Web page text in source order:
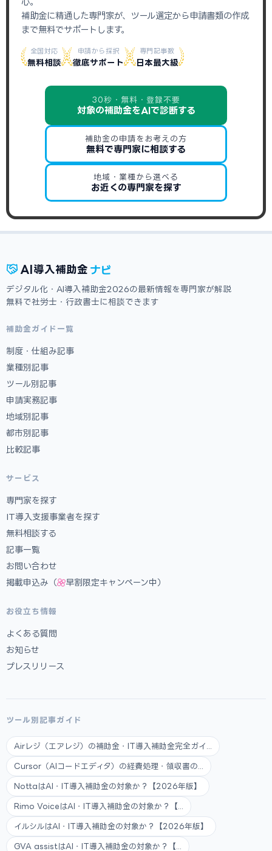
補助金に精通した専門家が、ツール選定から申請書類の作成
まで無料でサポートします。
全国対応
無料相談
申請から採択
徹底サポート
専門記事数
日本最大級
30秒・無料・登録不要
対象の補助金をAIで診断する
補助金の申請をお考えの方
無料で専門家に相談する
地域・業種から選べる
お近くの専門家を探す
AI 導入補助金 ナビ
デジタル化・AI導入補助金2026の最新情報を専門家が解説
無料で社労士・行政書士に相談できます
補助金ガイド一覧
制度・仕組み記事
業種別記事
ツール別記事
申請実務記事
地域別記事
都市別記事
比較記事
サービス
専門家を探す
IT導入支援事業者を探す
無料相談する
記事一覧
お問い合わせ
掲載申込み（
早割限定キャンペーン中）
お役立ち情報
よくある質問
お知らせ
プレスリリース
ツール別記事ガイド
Airレジ（エアレジ）の補助金・IT導入補助金完全ガイ...
Cursor（AIコードエディタ）の経費処理・領収書の...
NottaはAI・IT導入補助金の対象か？【2026年版】
Rimo VoiceはAI・IT導入補助金の対象か？【...
イルシルはAI・IT導入補助金の対象か？【2026年版】
GVA assistはAI・IT導入補助金の対象か？【...